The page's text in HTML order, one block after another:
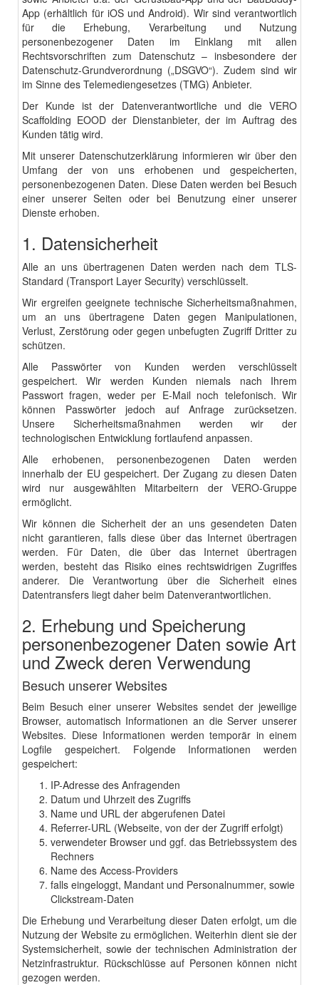
App (erhältlich für iOS und Android). Wir sind verantwortlich
für die Erhebung, Verarbeitung und Nutzung
personenbezogener Daten im Einklang mit allen
Rechtsvorschriften zum Datenschutz – insbesondere der
Datenschutz-Grundverordnung („DSGVO“). Zudem sind wir
im Sinne des Telemediengesetzes (TMG) Anbieter.
Der Kunde ist der Datenverantwortliche und die VERO
Scaffolding EOOD der Dienstanbieter, der im Auftrag des
Kunden tätig wird.
Mit unserer Datenschutzerklärung informieren wir über den
Umfang der von uns erhobenen und gespeicherten,
personenbezogenen Daten. Diese Daten werden bei Besuch
einer unserer Seiten oder bei Benutzung einer unserer
Dienste erhoben.
1. Datensicherheit
Alle an uns übertragenen Daten werden nach dem TLS-
Standard (Transport Layer Security) verschlüsselt.
Wir ergreifen geeignete technische Sicherheitsmaßnahmen,
um an uns übertragene Daten gegen Manipulationen,
Verlust, Zerstörung oder gegen unbefugten Zugriff Dritter zu
schützen.
Alle Passwörter von Kunden werden verschlüsselt
gespeichert. Wir werden Kunden niemals nach Ihrem
Passwort fragen, weder per E-Mail noch telefonisch. Wir
können Passwörter jedoch auf Anfrage zurücksetzen.
Unsere Sicherheitsmaßnahmen werden wir der
technologischen Entwicklung fortlaufend anpassen.
Alle erhobenen, personenbezogenen Daten werden
innerhalb der EU gespeichert. Der Zugang zu diesen Daten
wird nur ausgewählten Mitarbeitern der VERO-Gruppe
ermöglicht.
Wir können die Sicherheit der an uns gesendeten Daten
nicht garantieren, falls diese über das Internet übertragen
werden. Für Daten, die über das Internet übertragen
werden, besteht das Risiko eines rechtswidrigen Zugriffes
anderer. Die Verantwortung über die Sicherheit eines
Datentransfers liegt daher beim Datenverantwortlichen.
2. Erhebung und Speicherung
personenbezogener Daten sowie Art
und Zweck deren Verwendung
Besuch unserer Websites
Beim Besuch einer unserer Websites sendet der jeweilige
Browser, automatisch Informationen an die Server unserer
Websites. Diese Informationen werden temporär in einem
Logfile gespeichert. Folgende Informationen werden
gespeichert:
IP-Adresse des Anfragenden
Datum und Uhrzeit des Zugriffs
Name und URL der abgerufenen Datei
Referrer-URL (Webseite, von der der Zugriff erfolgt)
verwendeter Browser und ggf. das Betriebssystem des
Rechners
Name des Access-Providers
falls eingeloggt, Mandant und Personalnummer, sowie
Clickstream-Daten
Die Erhebung und Verarbeitung dieser Daten erfolgt, um die
Nutzung der Website zu ermöglichen. Weiterhin dient sie der
Systemsicherheit, sowie der technischen Administration der
Netzinfrastruktur. Rückschlüsse auf Personen können nicht
gezogen werden.